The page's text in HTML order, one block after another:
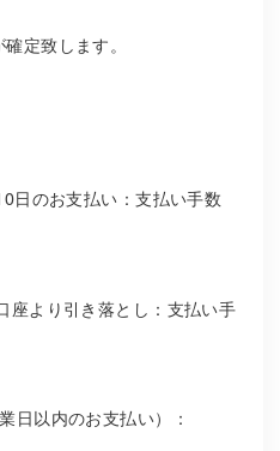
定致します。
日のお支払い：支払い手数
座より引き落とし：支払い手
日以内のお支払い）：